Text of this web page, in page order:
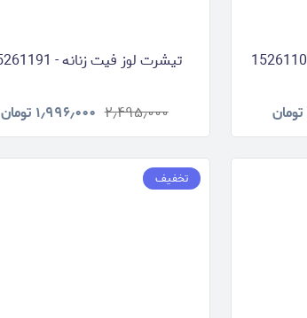
تومان
تیشرت لوز فیت زنانه - 15261191
۲٫۴۹۵٫۰۰۰ ۱٫۹۹۶٫۰۰۰ تومان
تخفیف